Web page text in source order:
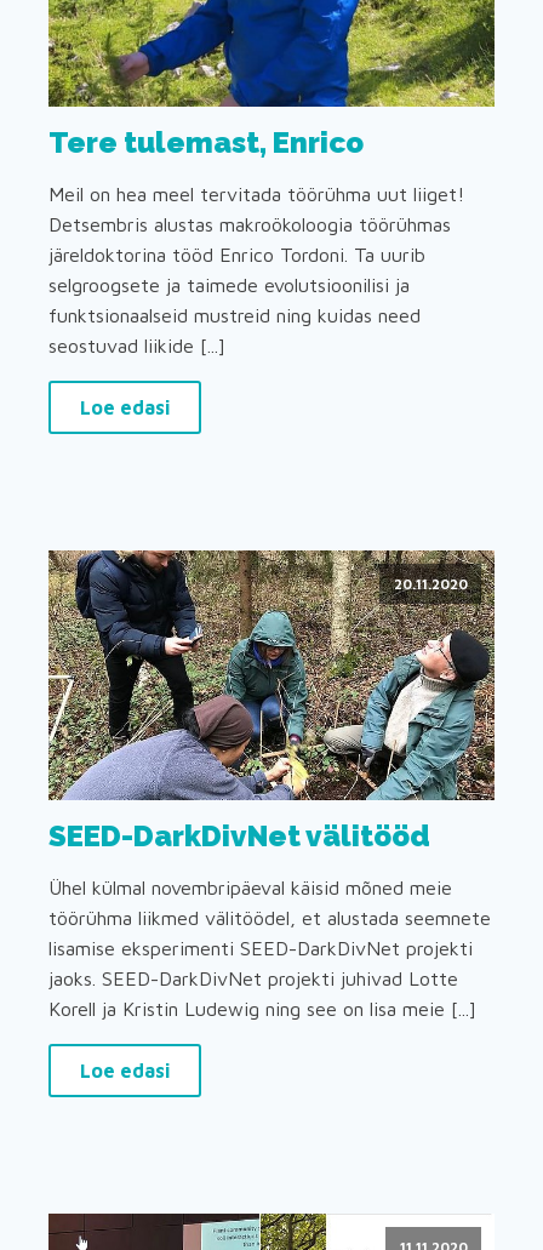
Tere tulemast, Enrico
Meil on hea meel tervitada töörühma uut liiget!
Detsembris alustas makroökoloogia töörühmas
järeldoktorina tööd Enrico Tordoni. Ta uurib
selgroogsete ja taimede evolutsioonilisi ja
funktsionaalseid mustreid ning kuidas need
seostuvad liikide [...]
Loe edasi
20.11.2020
SEED-DarkDivNet välitööd
Ühel külmal novembripäeval käisid mõned meie
töörühma liikmed välitöödel, et alustada seemnete
lisamise eksperimenti SEED-DarkDivNet projekti
jaoks. SEED-DarkDivNet projekti juhivad Lotte
Korell ja Kristin Ludewig ning see on lisa meie [...]
Loe edasi